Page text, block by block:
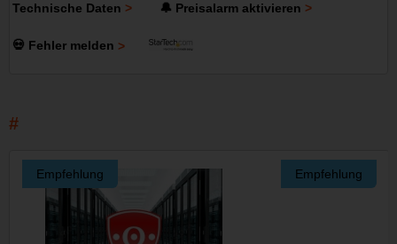
Technische Daten 🔔 Preisalarm aktivieren
💀 Fehler melden
Empfehlung Empfehlung